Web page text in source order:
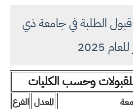
الطلبة في جامعة ذي
2025
للقبولات وحسب الكليات
المعدل الفرع